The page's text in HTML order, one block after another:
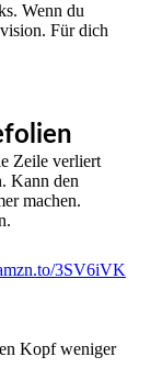
Wenn du
Für dich
Zeile verliert
Kann den
machen.
3SV6iVK
Kopf weniger